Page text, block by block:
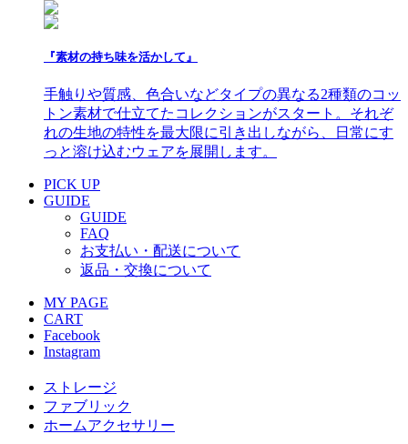
『素材の持ち味を活かして』
手触りや質感、色合いなどタイプの異なる2種類のコッ
トン素材で仕立てたコレクションがスタート。それぞ
れの生地の特性を最大限に引き出しながら、日常にす
っと溶け込むウェアを展開します。
PICK UP
GUIDE
GUIDE
FAQ
お支払い・配送について
返品・交換について
MY PAGE
CART
Facebook
Instagram
ストレージ
ファブリック
ホームアクセサリー